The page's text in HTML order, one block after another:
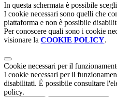
In questa schermata è possibile
I cookie necessari sono quelli che
piattaforma e non è possibile
Per conoscere quali sono i cookie
visionare la COOKIE POLICY.
Cookie necessari per il
I cookie necessari per il
disabilitati. È possibile consultare
policy.